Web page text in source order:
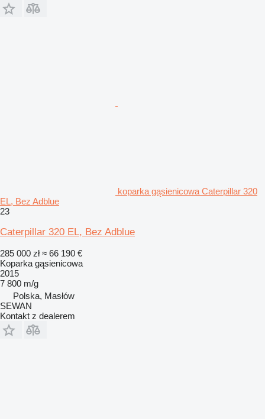
koparka gąsienicowa Caterpillar 320
EL, Bez Adblue
23
Caterpillar 320 EL, Bez Adblue
285 000 zł ≈ 66 190 €
Koparka gąsienicowa
2015
7 800 m/g
Polska, Masłów
SEWAN
Kontakt z dealerem